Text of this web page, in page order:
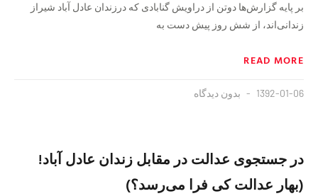
بر پایه گزارش‌ها دوتن از دراویش گنابادی که درزندان عادل آباد شیراز
زندانی‌اند، از شش روز پیش دست به
READ MORE
1392-01-06 بدون دیدگاه
در جستجوی عدالت در مقابل زندان عادل آباد!
(بهار عدالت کی فرا می‌رسد؟)